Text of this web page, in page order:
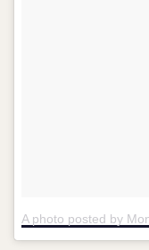
A photo posted by